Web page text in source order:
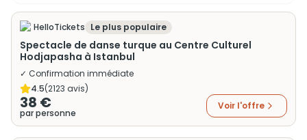
HelloTickets Le plus populaire
Spectacle de danse turque au Centre Culturel
Hodjapasha à Istanbul
✓ Confirmation immédiate
4.5(2123 avis)
38 €
par personne
Voir l'offre